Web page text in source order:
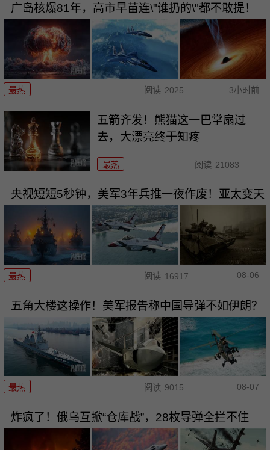
广岛核爆81年，高市早苗连\"谁扔的\"都不敢提！
最热 阅读 2025 3小时前
五箭齐发！熊猫这一巴掌扇过
去，大漂亮终于知疼
最热 阅读 21083
央视短短5秒钟，美军3年兵推一夜作废！亚太变天
最热 阅读 16917 08-06
五角大楼这操作！美军报告称中国导弹不如伊朗？
最热 阅读 9015 08-07
炸疯了！俄乌互掀“仓库战”，28枚导弹全拦不住